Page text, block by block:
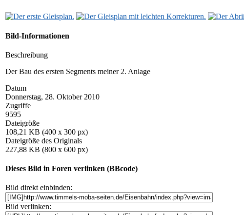
Bild-Informationen
Beschreibung
Der Bau des ersten Segments meiner 2. Anlage
Datum
Donnerstag, 28. Oktober 2010
Zugriffe
9595
Dateigröße
108,21 KB (400 x 300 px)
Dateigröße des Originals
227,88 KB (800 x 600 px)
Dieses Bild in Foren verlinken (BBcode)
Bild direkt einbinden:
Bild verlinken: